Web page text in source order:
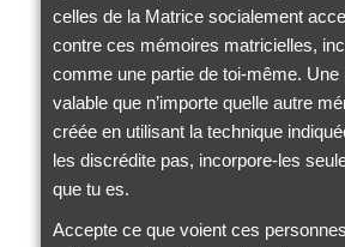
celles de la Matrice socialement
contre ces mémoires matricielles,
comme une partie de toi-même. Une
valable que n’importe quelle autre
créée en utilisant la technique
les discrédite pas, incorpore-les
que tu es.
Accepte ce que voient ces